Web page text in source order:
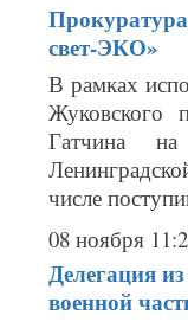
свет-ЭКО»
В рамках
Жуковского
Гатчина
числе
08 ноября
Делегация
военной